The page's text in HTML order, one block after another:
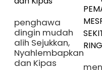
penghawa
dingin mudah
alih Sejukkan,
Nyahlembapkan
dan Kipas